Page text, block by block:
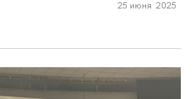
25 июня 2025